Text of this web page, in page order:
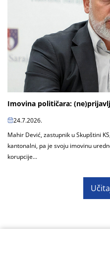
Imovina političara:
24.7.2026.
Mahir Dević, zastupnik u Skupštini
kantonalni, pa je svoju imovinu
korupcije...